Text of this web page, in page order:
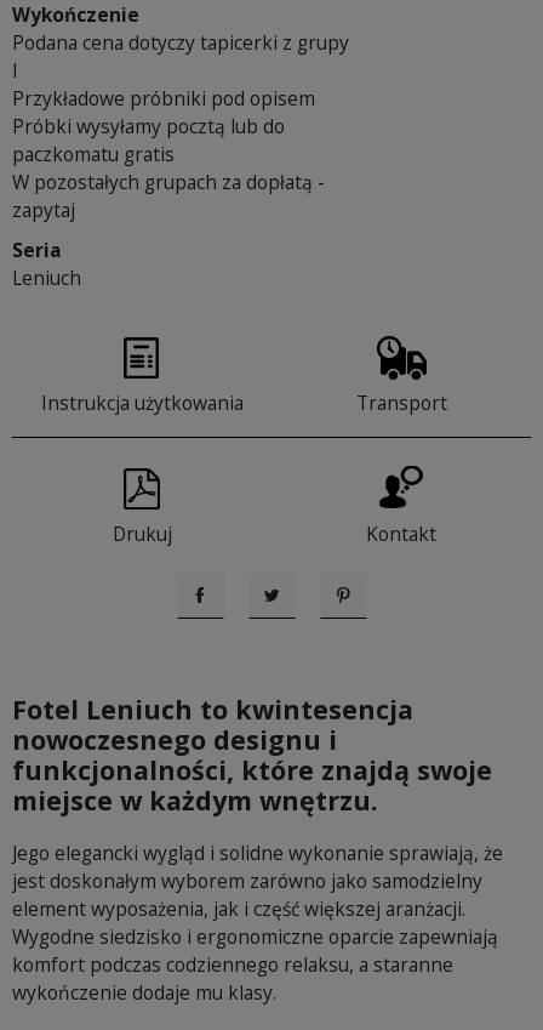
Wykończenie
Podana cena dotyczy tapicerki z grupy
I
Przykładowe próbniki pod opisem
Próbki wysyłamy pocztą lub do
paczkomatu gratis
W pozostałych grupach za dopłatą -
zapytaj
Seria
Leniuch
Instrukcja użytkowania Transport
Drukuj Kontakt
UdostępnijTweetujPinterest
Fotel Leniuch to kwintesencja
nowoczesnego designu i
funkcjonalności, które znajdą swoje
miejsce w każdym wnętrzu.
Jego elegancki wygląd i solidne wykonanie sprawiają, że
jest doskonałym wyborem zarówno jako samodzielny
element wyposażenia, jak i część większej aranżacji.
Wygodne siedzisko i ergonomiczne oparcie zapewniają
komfort podczas codziennego relaksu, a staranne
wykończenie dodaje mu klasy.